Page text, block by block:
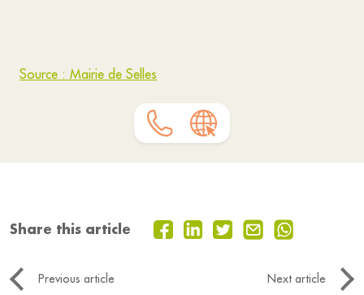
Source : Mairie de Selles
Share this article
Previous article
Next article